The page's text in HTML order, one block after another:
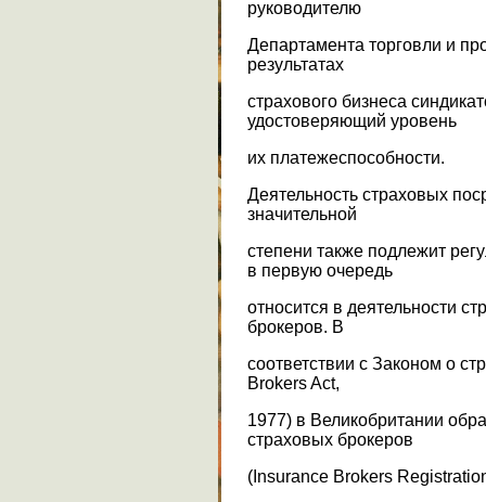
руководителю
Департамента торговли и
результатах
страхового бизнеса
удостоверяющий уровень
их платежеспособности.
Деятельность страховых
значительной
степени также подлежит
в первую очередь
относится в деятельности
брокеров. В
соответствии с Законом о
Brokers Act,
1977) в Великобритании
страховых брокеров
(Insurance Brokers